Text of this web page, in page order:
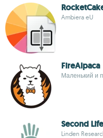
Ambiera eU
FireAlpaca
Маленький и
Second Life
Linden